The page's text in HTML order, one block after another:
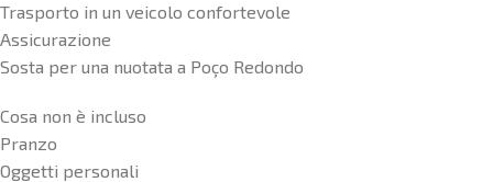
Trasporto in un veicolo confortevole
Assicurazione
Sosta per una nuotata a Poço Redondo
Cosa non è incluso
Pranzo
Oggetti personali